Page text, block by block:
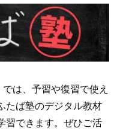
は、予習や復習で使え
たば塾のデジタル教材
習できます。ぜひご活